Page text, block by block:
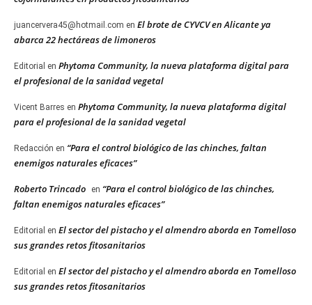
juancervera45@hotmail.com en El brote de CYVCV en Alicante ya
abarca 22 hectáreas de limoneros
Editorial en Phytoma Community, la nueva plataforma digital para
el profesional de la sanidad vegetal
Vicent Barres en Phytoma Community, la nueva plataforma digital
para el profesional de la sanidad vegetal
Redacción en “Para el control biológico de las chinches, faltan
enemigos naturales eficaces”
Roberto Trincado en “Para el control biológico de las chinches,
faltan enemigos naturales eficaces”
Editorial en El sector del pistacho y el almendro aborda en Tomelloso
sus grandes retos fitosanitarios
Editorial en El sector del pistacho y el almendro aborda en Tomelloso
sus grandes retos fitosanitarios